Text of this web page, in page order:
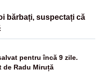
bărbați, suspectați că
pentru încă 9 zile.
Radu Miruță